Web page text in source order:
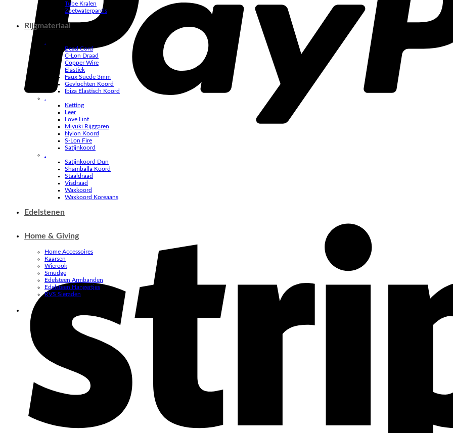
Tube Kralen
Zoetwaterparels
Rijgmateriaal
.
Bead Cord
C-Lon Draad
Copper Wire
Elastiek
Faux Suede 3mm
Gevlochten Koord
Ibiza Elastisch Koord
.
Ketting
Leer
Love Lint
Miyuki Rijggaren
Nylon Koord
S-Lon Fire
Satijnkoord
.
Satijnkoord Dun
Shamballa Koord
Staaldraad
Visdraad
Waxkoord
Waxkoord Koreaans
Edelstenen
Home & Giving
Home Accessoires
Kaarsen
Wierook
Smudge
Edelsteen Armbanden
Edelsteen Hangertjes
RVS Sieraden